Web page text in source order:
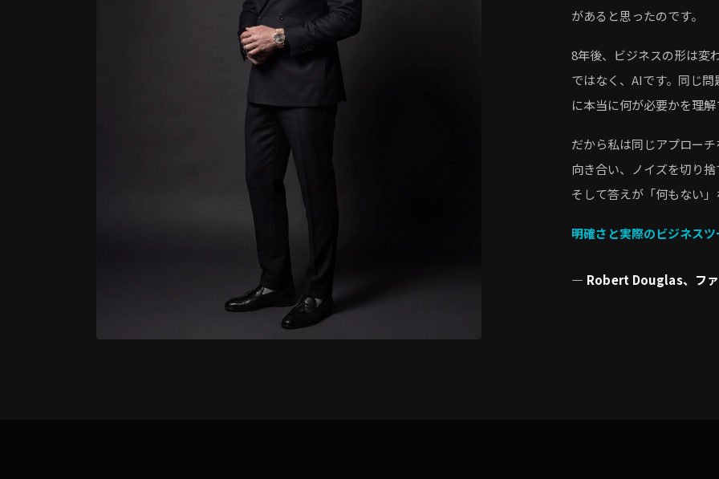
があると思ったのです。
8年後、ビジネスの形は変
ではなく、AIです。同じ
に本当に何が必要かを理
だから私は同じアプロー
向き合い、ノイズを切り
そして答えが「何もない」
明確さと実際のビジネス
— Robert Douglas、ファ